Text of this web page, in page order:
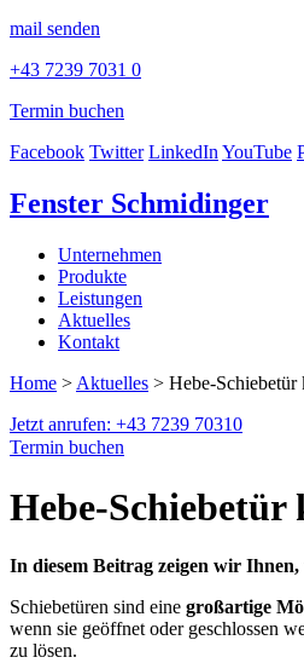
mail senden
+43 7239 7031 0
Termin buchen
Facebook Twitter LinkedInYouTube
Fenster Schmidinger
Unternehmen
Produkte
Leistungen
Aktuelles
Kontakt
Home > Aktuelles > Hebe-
Jetzt anrufen: +43 7239 70310
Termin buchen
Hebe-
In diesem Beitrag zeigen wir
Schiebetüren sind eine großartige
wenn sie geöffnet oder geschlossen
zu lösen.